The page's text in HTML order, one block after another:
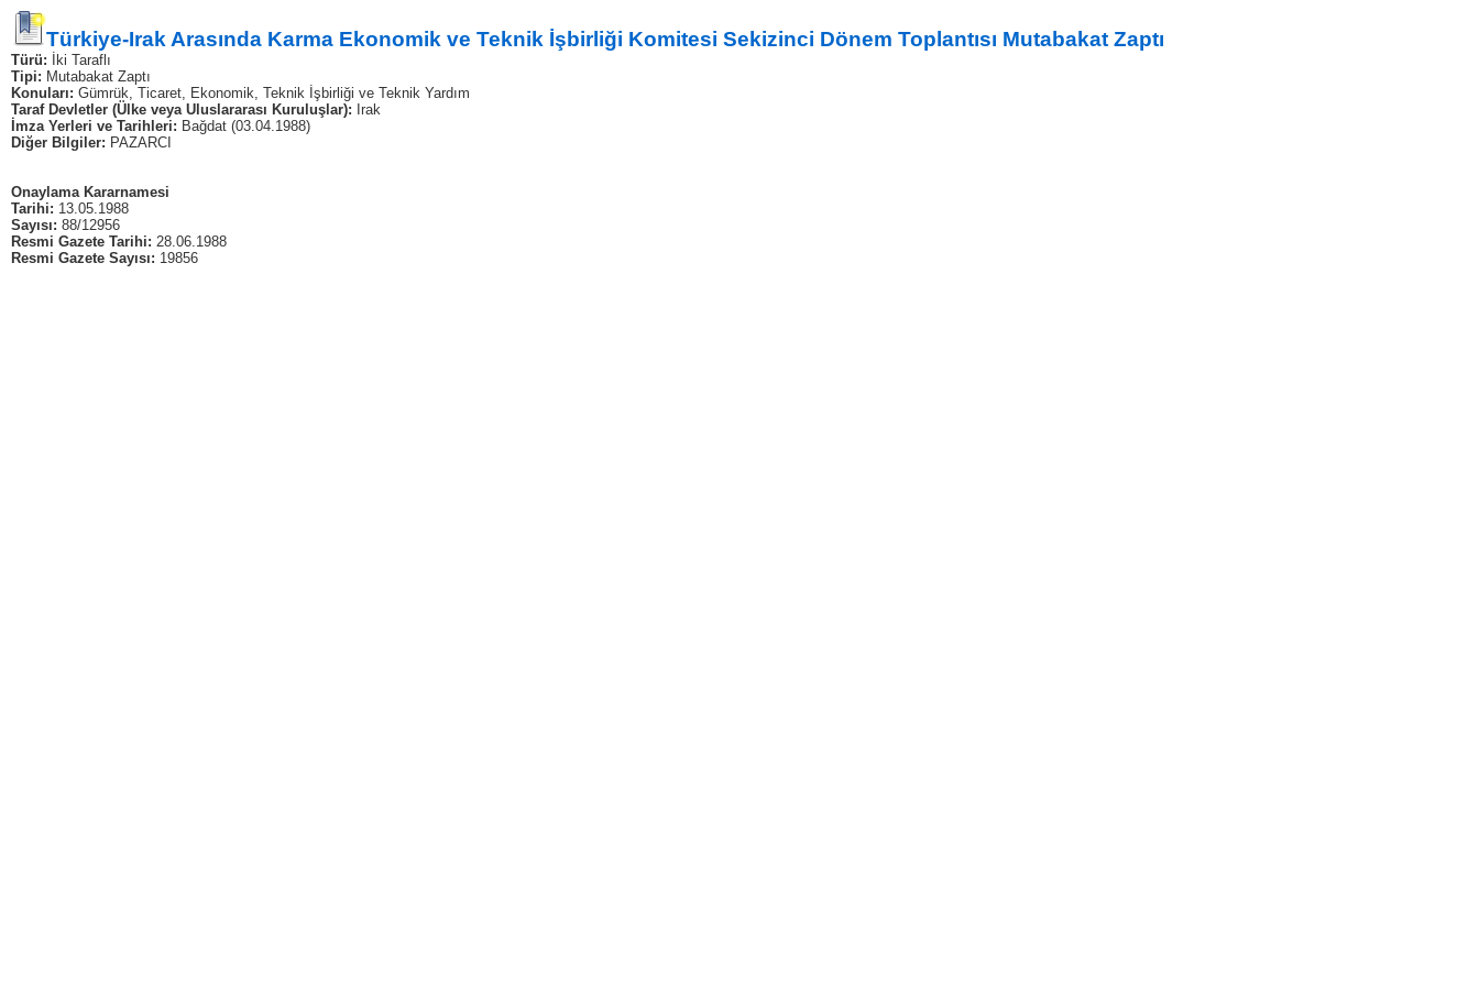
Türkiye-Irak Arasında Karma Ekonomik ve Teknik İşbirliği Komitesi Sekizinci Dönem Toplantısı Mutabakat Zaptı
Türü:
İki Taraflı
Tipi: Mutabakat Zaptı
Konuları: Gümrük, Ticaret, Ekonomik, Teknik İşbirliği ve Teknik Yardım
Taraf Devletler (Ülke veya Uluslararası Kuruluşlar): Irak
İmza Yerleri ve Tarihleri: Bağdat (03.04.1988)
Diğer Bilgiler: PAZARCI
Onaylama Kararnamesi
Tarihi: 13.05.1988
Sayısı: 88/12956
Resmi Gazete Tarihi: 28.06.1988
Resmi Gazete Sayısı: 19856